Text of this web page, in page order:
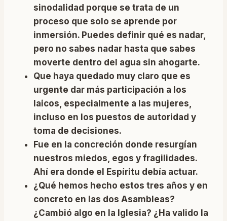
sinodalidad porque se trata de un
proceso que solo se aprende por
inmersión. Puedes definir qué es nadar,
pero no sabes nadar hasta que sabes
moverte dentro del agua sin ahogarte.
Que haya quedado muy claro que es
urgente dar más participación a los
laicos, especialmente a las mujeres,
incluso en los puestos de autoridad y
toma de decisiones.
Fue en la concreción donde resurgían
nuestros miedos, egos y fragilidades.
Ahí era donde el Espíritu debía actuar.
¿Qué hemos hecho estos tres años y en
concreto en las dos Asambleas?
¿Cambió algo en la Iglesia? ¿Ha valido la